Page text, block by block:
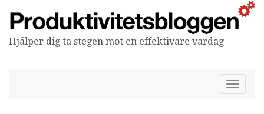
Hjälper dig ta stegen mot en effektivare vardag
V
i